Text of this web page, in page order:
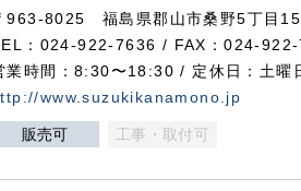
963-8025 福島県郡山市桑野5丁目
：024-922-7636 / FAX：024-
業時間：8:30〜18:30 / 定休日：土曜
www.suzukikanamono.jp
販売可 工事・取付可